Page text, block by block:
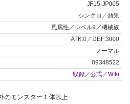
JF15-JP005
シンクロ／効果
風属性／レベル9／機械族
ATK:0／DEF:3000
ノーマル
09348522
収録／公式／Wiki
のモンスター１体以上